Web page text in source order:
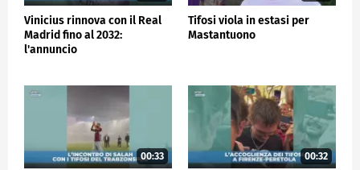
Vinicius rinnova con il Real
Madrid fino al 2032:
l'annuncio
Tifosi viola in estasi per
Mastantuono
00:33 00:32